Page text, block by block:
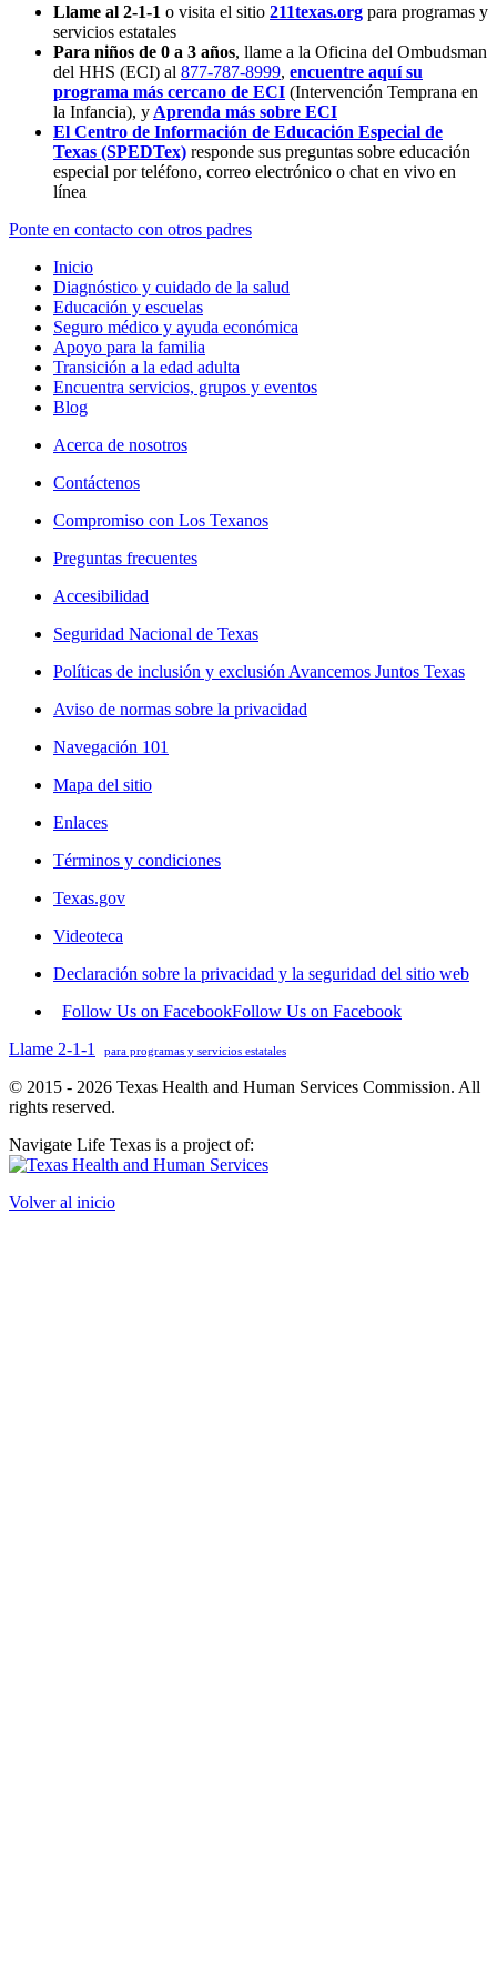
Llame al 2-1-1 o visita el sitio 211texas.org para programas y
servicios estatales
Para niños de 0 a 3 años, llame a la Oficina del Ombudsman
del HHS (ECI) al 877-787-8999, encuentre aquí su
programa más cercano de ECI (Intervención Temprana en
la Infancia), y Aprenda más sobre ECI
El Centro de Información de Educación Especial de
Texas (SPEDTex) responde sus preguntas sobre educación
especial por teléfono, correo electrónico o chat en vivo en
línea
Ponte en contacto con otros padres
Inicio
Diagnóstico y cuidado de la salud
Educación y escuelas
Seguro médico y ayuda económica
Apoyo para la familia
Transición a la edad adulta
Encuentra servicios, grupos y eventos
Blog
Acerca de nosotros
Contáctenos
Compromiso con Los Texanos
Preguntas frecuentes
Accesibilidad
Seguridad Nacional de Texas
Políticas de inclusión y exclusión Avancemos Juntos Texas
Aviso de normas sobre la privacidad
Navegación 101
Mapa del sitio
Enlaces
Términos y condiciones
Texas.gov
Videoteca
Declaración sobre la privacidad y la seguridad del sitio web
Follow Us on FacebookFollow Us on Facebook
Llame 2-1-1
para programas y servicios estatales
© 2015 - 2026 Texas Health and Human Services Commission. All
rights reserved.
Navigate Life Texas is a project of:
Volver al inicio